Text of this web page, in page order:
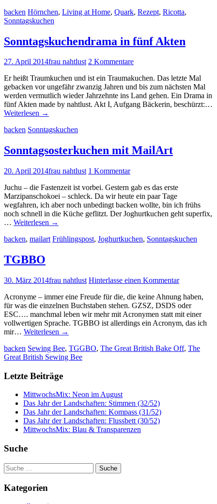
backen Hörnchen, Living at Home, Quark, Rezept, Ricotta,
Sonntagskuchen
Sonntagskuchendrama in fünf Akten
27. April 2014frau nahtlust 2 Kommentare
Er heißt Traumkuchen und ist ein Traumakuchen. Das letzte Mal
gebacken vor ungefähr zwanzig Jahren und bis zum nächsten Mal
werden vermutlich wieder Jahrzehnte ins Land gehen. Ein Drama in
fünf Akten made by nahtlust. Akt I, Aufgang Bäckerin, beschürzt:…
Weiterlesen →
backen Sonntagskuchen
Sonntagsosterkuchen mit MailArt
20. April 2014frau nahtlust 1 Kommentar
Juchu – die Fastenzeit ist vorbei. Gestern gab es das erste
Marzipanschokoei – schleck. Da wir heute ein paar Tage
wegfahren, ich aber noch unbedingt backen wollte, bin ich frühs
noch schnell in die Küche geflitzt. Der Joghurtkuchen geht superfix,
… Weiterlesen →
backen, mailart Frühlingspost, Joghurtkuchen, Sonntagskuchen
TGBBO
30. März 2014frau nahtlust Hinterlasse einen Kommentar
Acronyme – immer eine Freude für die, die keine Ahnung haben,
für was die einzelnen Buchstaben stehen. GZSZ, DSDS oder
ESC…. manchmal leben wir mehr mit Acronymen statt mit einer
vollwertigen Sprache. TGBBO ist allerdings ein Acronym, das ich
mir… Weiterlesen →
backen Sewing Bee, TGGBO, The Great British Bake Off, The
Great British Sewing Bee
Letzte Beiträge
MittwochsMix: Neon im August
Das Jahr der Landschaften: Stimmen (32/52)
Das Jahr der Landschaften: Kompass (31/52)
Das Jahr der Landschaften: Flussbett (30/52)
MittwochsMix: Blau & Transparenzen
Suche
Suche
nach:
Kategorien